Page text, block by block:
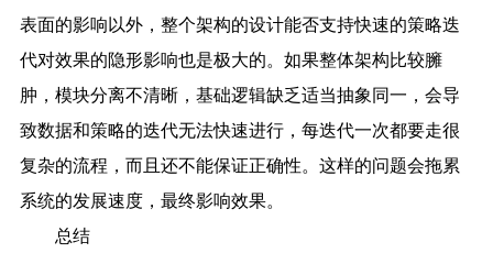
表面的影响以外，整个架构的设计能否支持快速的策略迭
代对效果的隐形影响也是极大的。如果整体架构比较臃
肿，模块分离不清晰，基础逻辑缺乏适当抽象同一，会导
致数据和策略的迭代无法快速进行，每迭代一次都要走很
复杂的流程，而且还不能保证正确性。这样的问题会拖累
系统的发展速度，最终影响效果。
总结